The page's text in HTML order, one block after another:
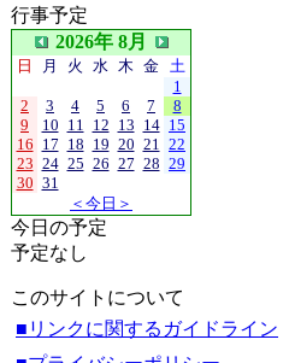
行事予定
2026年 8月
日 月 火 水 木 金 土
1
2
3 4 5 6 7
8
9
10 11 12 13 14 15
16 17 18 19 20 21 22
23 24 25 26 27 28 29
30 31
＜今日＞
今日の予定
予定なし
このサイトについて
■リンクに関するガイドライン